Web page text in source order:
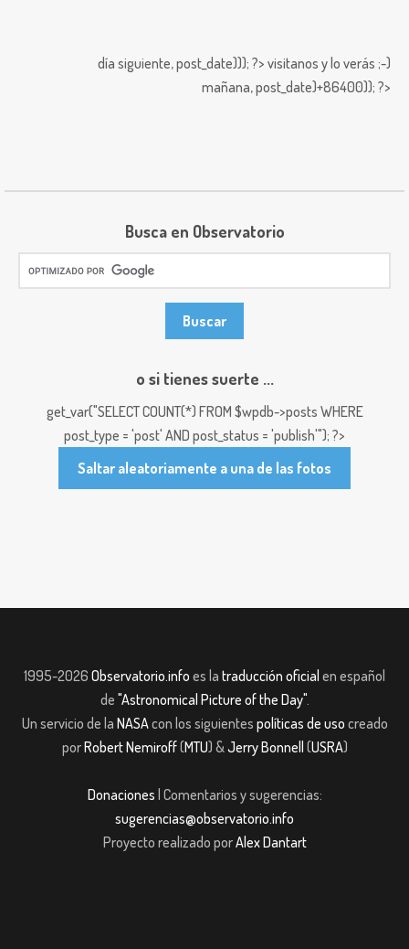
día siguiente,post_date))); ?> visitanos y lo verás ;-)
mañana,post_date)+86400)); ?>
Busca en Observatorio
o si tienes suerte ...
get_var("SELECT COUNT(*) FROM $wpdb->posts WHERE
post_type = 'post' AND post_status = 'publish'"); ?>
Saltar aleatoriamente a una de las fotos
1995-2026 Observatorio.info es la traducción oficial en español
de "Astronomical Picture of the Day".
Un servicio de la NASAcon los siguientes políticas de uso creado
porRobert Nemiroff(MTU) &Jerry Bonnell (USRA)
Donaciones | Comentarios y sugerencias:
sugerencias@observatorio.info
Proyecto realizado porAlex Dantart